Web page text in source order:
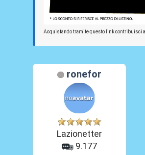
Acquistando tramite questo link contribuisci
ronefor
Lazionetter
9.177